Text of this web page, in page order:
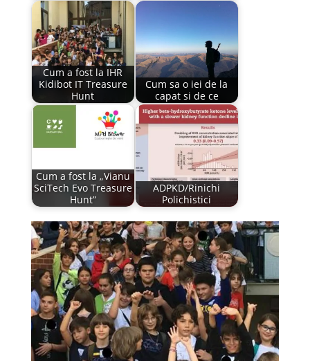
Cum a fost la IHR
Kidibot IT Treasure
Hunt
Cum sa o iei de la
capat si de ce
Cum a fost la „Vianu
SciTech Evo Treasure
Hunt”
ADPKD/Rinichi
Polichistici